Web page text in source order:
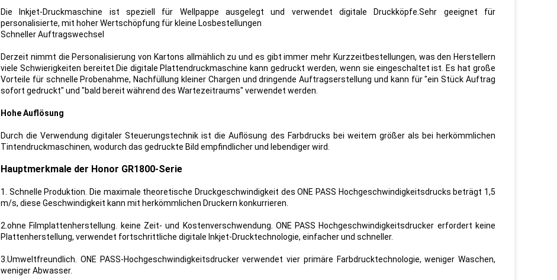
Die Inkjet-Druckmaschine ist speziell für Wellpappe ausgelegt und verwendet digitale Druckköpfe.Sehr geeignet für
personalisierte, mit hoher Wertschöpfung für kleine Losbestellungen
Schneller Auftragswechsel
Derzeit nimmt die Personalisierung von Kartons allmählich zu und es gibt immer mehr Kurzzeitbestellungen, was den Herstellern
viele Schwierigkeiten bereitet.Die digitale Plattendruckmaschine kann gedruckt werden, wenn sie eingeschaltet ist. Es hat große
Vorteile für schnelle Probenahme, Nachfüllung kleiner Chargen und dringende Auftragserstellung und kann für "ein Stück Auftrag
sofort gedruckt" und "bald bereit während des Wartezeitraums" verwendet werden.
Hohe Auflösung
Durch die Verwendung digitaler Steuerungstechnik ist die Auflösung des Farbdrucks bei weitem größer als bei herkömmlichen
Tintendruckmaschinen, wodurch das gedruckte Bild empfindlicher und lebendiger wird.
Hauptmerkmale der Honor GR1800-Serie
1. Schnelle Produktion. Die maximale theoretische Druckgeschwindigkeit des ONE PASS Hochgeschwindigkeitsdrucks beträgt 1,5
m/s, diese Geschwindigkeit kann mit herkömmlichen Druckern konkurrieren.
2.ohne Filmplattenherstellung. keine Zeit- und Kostenverschwendung. ONE PASS Hochgeschwindigkeitsdrucker erfordert keine
Plattenherstellung, verwendet fortschrittliche digitale Inkjet-Drucktechnologie, einfacher und schneller.
3.Umweltfreundlich. ONE PASS-Hochgeschwindigkeitsdrucker verwendet vier primäre Farbdrucktechnologie, weniger Waschen,
weniger Abwasser.